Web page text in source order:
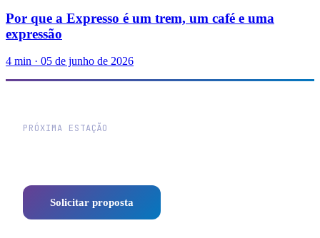
Por que a Expresso é um trem, um café e uma
expressão
4 min · 05 de junho de 2026
PRÓXIMA ESTAÇÃO
Solicitar proposta